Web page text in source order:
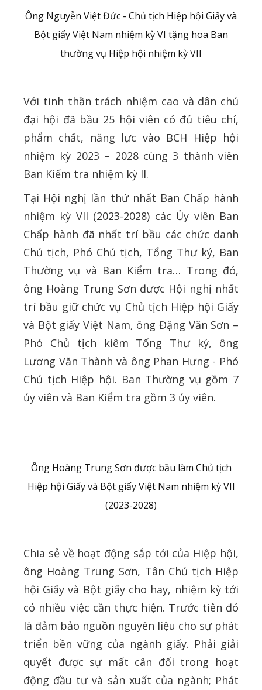
Ông Nguyễn Việt Đức - Chủ tịch Hiệp hội Giấy và
Bột giấy Việt Nam nhiệm kỳ VI tặng hoa Ban
thường vụ Hiệp hội nhiệm kỳ VII
Với tinh thần trách nhiệm cao và dân chủ
đại hội đã bầu 25 hội viên có đủ tiêu chí,
phẩm chất, năng lực vào BCH Hiệp hội
nhiệm kỳ 2023 – 2028 cùng 3 thành viên
Ban Kiểm tra nhiệm kỳ II.
Tại Hội nghị lần thứ nhất Ban Chấp hành
nhiệm kỳ VII (2023-2028) các Ủy viên Ban
Chấp hành đã nhất trí bầu các chức danh
Chủ tịch, Phó Chủ tịch, Tổng Thư ký, Ban
Thường vụ và Ban Kiểm tra… Trong đó,
ông Hoàng Trung Sơn được Hội nghị nhất
trí bầu giữ chức vụ Chủ tịch Hiệp hội Giấy
và Bột giấy Việt Nam, ông Đặng Văn Sơn –
Phó Chủ tịch kiêm Tổng Thư ký, ông
Lương Văn Thành và ông Phan Hưng - Phó
Chủ tịch Hiệp hội. Ban Thường vụ gồm 7
ủy viên và Ban Kiểm tra gồm 3 ủy viên.
Ông Hoàng Trung Sơn được bầu làm Chủ tịch
Hiệp hội Giấy và Bột giấy Việt Nam nhiệm kỳ VII
(2023-2028)
Chia sẻ về hoạt động sắp tới của Hiệp hội,
ông Hoàng Trung Sơn, Tân Chủ tịch Hiệp
hội Giấy và Bột giấy cho hay, nhiệm kỳ tới
có nhiều việc cần thực hiện. Trước tiên đó
là đảm bảo nguồn nguyên liệu cho sự phát
triển bền vững của ngành giấy. Phải giải
quyết được sự mất cân đối trong hoạt
động đầu tư và sản xuất của ngành; Phát